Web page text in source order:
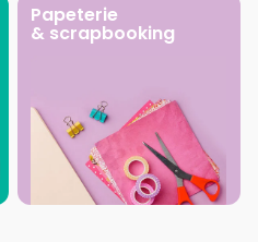
Papeterie
& scrapbooking